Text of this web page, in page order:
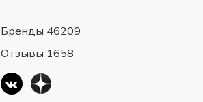
Бренды 46209
Отзывы 1658